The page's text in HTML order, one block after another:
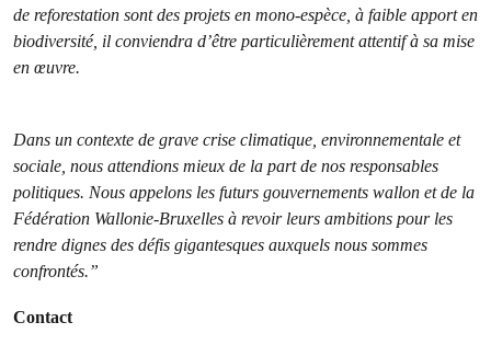
de reforestation sont des projets en mono-espèce, à faible apport en
biodiversité, il conviendra d’être particulièrement attentif à sa mise
en œuvre.
Dans un contexte de grave crise climatique, environnementale et
sociale, nous attendions mieux de la part de nos responsables
politiques. Nous appelons les futurs gouvernements wallon et de la
Fédération Wallonie-Bruxelles à revoir leurs ambitions pour les
rendre dignes des défis gigantesques auxquels nous sommes
confrontés.”
Contact